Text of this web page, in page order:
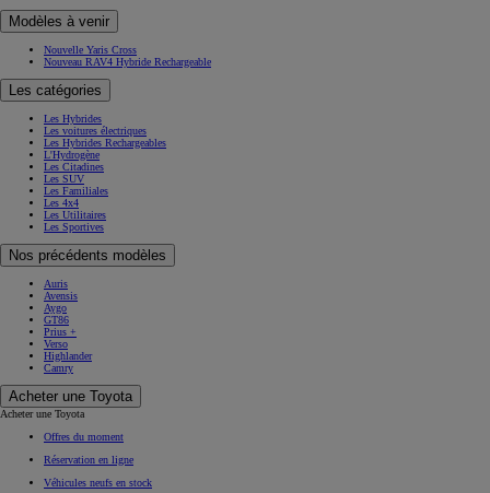
Modèles à venir
Nouvelle Yaris Cross
Nouveau RAV4 Hybride Rechargeable
Les catégories
Les Hybrides
Les voitures électriques
Les Hybrides Rechargeables
L'Hydrogène
Les Citadines
Les SUV
Les Familiales
Les 4x4
Les Utilitaires
Les Sportives
Nos précédents modèles
Auris
Avensis
Aygo
GT86
Prius +
Verso
Highlander
Camry
Acheter une Toyota
Acheter une Toyota
Offres du moment
Réservation en ligne
Véhicules neufs en stock